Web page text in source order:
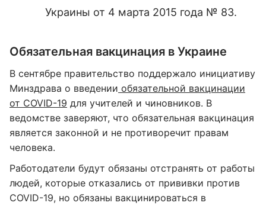
Украины от 4 марта 2015 года № 83.
Обязательная вакцинация в Украине
В сентябре правительство поддержало инициативу
Минздрава о введении обязательной вакцинации
от COVID-19 для учителей и чиновников. В
ведомстве заверяют, что обязательная вакцинация
является законной и не противоречит правам
человека.
Работодатели будут обязаны отстранять от работы
людей, которые отказались от прививки против
COVID-19, но обязаны вакцинироваться в